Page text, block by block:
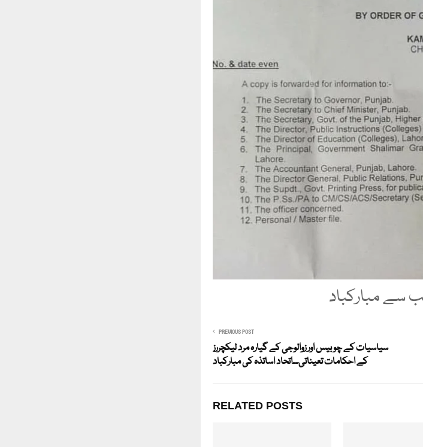
سے مبارکباد
PREVIOUS POST
سیاسیات کے چوبیس اور زوالوجی کے گیارہ مرد لیکچررز
کے احکامات تعیناتی۔۔اتحاد اساتذہ کی مبارکباد
RELATED POSTS